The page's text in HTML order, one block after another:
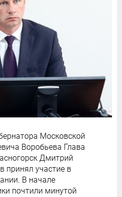
Московской
Воробьева Глава
Дмитрий
принял участие в
В начале
почтили минутой